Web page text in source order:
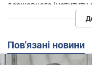
державного інституту
У 1997 відкрив
У 2000 – 2002 роках
Пов'язані новини